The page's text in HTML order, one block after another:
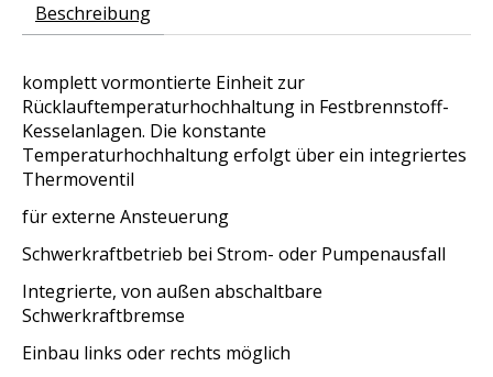
Beschreibung
komplett vormontierte Einheit zur
Rücklauftemperaturhochhaltung in Festbrennstoff-
Kesselanlagen. Die konstante
Temperaturhochhaltung erfolgt über ein integriertes
Thermoventil
für externe Ansteuerung
Schwerkraftbetrieb bei Strom- oder Pumpenausfall
Integrierte, von außen abschaltbare
Schwerkraftbremse
Einbau links oder rechts möglich